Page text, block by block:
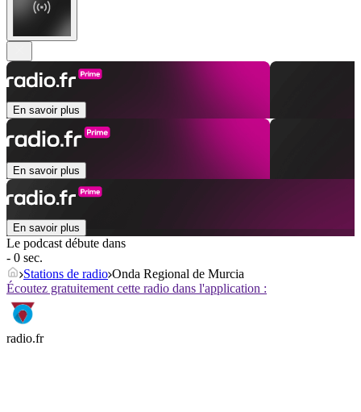
En savoir plus
En savoir plus
En savoir plus
Le podcast débute dans
- 0 sec.
Stations de radio Onda Regional de Murcia
Écoutez gratuitement cette radio dans l'application :
radio.fr